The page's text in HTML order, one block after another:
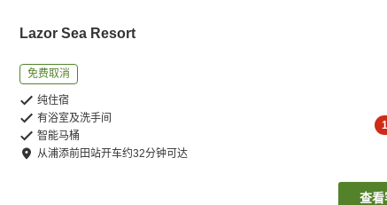
Lazor Sea Resort
免费取消
纯住宿
有浴室及洗手间
智能马桶
从浦添前田站开车约32分钟可达
查看